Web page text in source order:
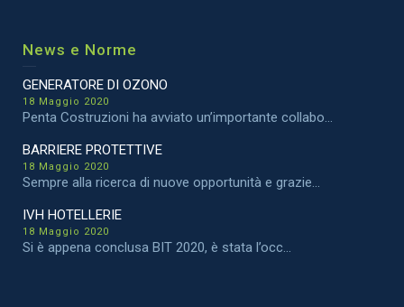
News e Norme
GENERATORE DI OZONO
18 Maggio 2020
Penta Costruzioni ha avviato un’importante collabo...
BARRIERE PROTETTIVE
18 Maggio 2020
Sempre alla ricerca di nuove opportunità e grazie...
IVH HOTELLERIE
18 Maggio 2020
Si è appena conclusa BIT 2020, è stata l’occ...